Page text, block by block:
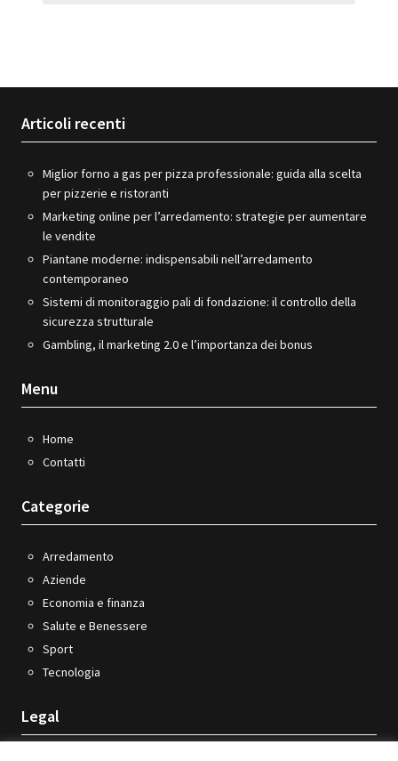
Articoli recenti
Miglior forno a gas per pizza professionale: guida alla scelta
per pizzerie e ristoranti
Marketing online per l’arredamento: strategie per aumentare
le vendite
Piantane moderne: indispensabili nell’arredamento
contemporaneo
Sistemi di monitoraggio pali di fondazione: il controllo della
sicurezza strutturale
Gambling, il marketing 2.0 e l’importanza dei bonus
Menu
Home
Contatti
Categorie
Arredamento
Aziende
Economia e finanza
Salute e Benessere
Sport
Tecnologia
Legal